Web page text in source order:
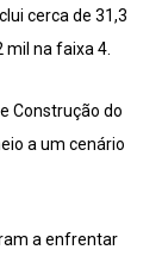
cerca de 31,3
na faixa 4.
Construção do
a um cenário
a enfrentar